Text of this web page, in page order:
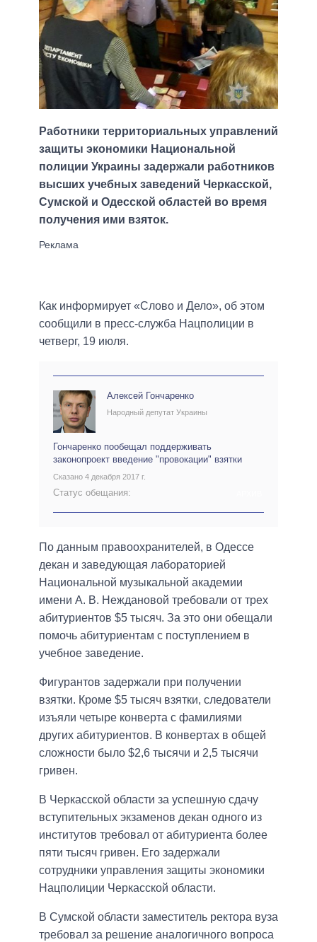
Работники территориальных управлений
защиты экономики Национальной
полиции Украины задержали работников
высших учебных заведений Черкасской,
Сумской и Одесской областей во время
получения ими взяток.
Как информирует «Слово и Дело», об этом
сообщили в пресс-служба Нацполиции в
четверг, 19 июля.
Алексей Гончаренко
Народный депутат Украины
Гончаренко пообещал поддерживать
законопроект введение "провокации" взятки
Сказано 4 декабря 2017 г.
Статус обещания:
По данным правоохранителей, в Одессе
декан и заведующая лабораторией
Национальной музыкальной академии
имени А. В. Неждановой требовали от трех
абитуриентов $5 тысяч. За это они обещали
помочь абитуриентам с поступлением в
учебное заведение.
Фигурантов задержали при получении
взятки. Кроме $5 тысяч взятки, следователи
изъяли четыре конверта с фамилиями
других абитуриентов. В конвертах в общей
сложности было $2,6 тысячи и 2,5 тысячи
гривен.
В Черкасской области за успешную сдачу
вступительных экзаменов декан одного из
институтов требовал от абитуриента более
пяти тысяч гривен. Его задержали
сотрудники управления защиты экономики
Нацполиции Черкасской области.
В Сумской области заместитель ректора вуза
требовал за решение аналогичного вопроса